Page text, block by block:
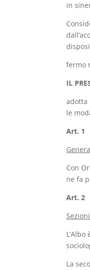
in
fermo
IL
adotta
le
Art. 1
Con
ne fa
Art. 2
La